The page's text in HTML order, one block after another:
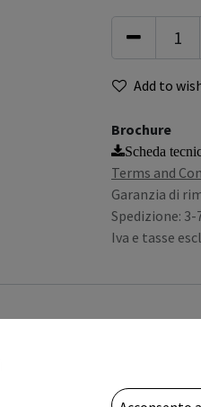
Add to
Brochure
Scheda
Terms and
Garanzia di
Spedizione:
Iva e tasse